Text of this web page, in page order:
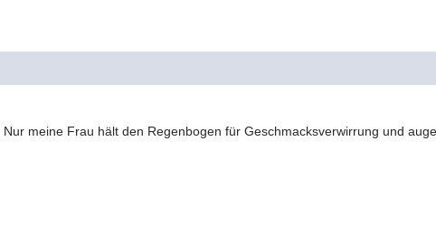
meine Frau hält den Regenbogen für Geschmacksverwirrung und